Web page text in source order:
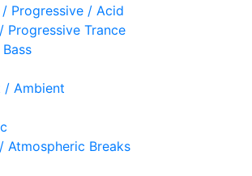
/ Progressive / Acid
Progressive Trance
/ Ambient
Atmospheric Breaks